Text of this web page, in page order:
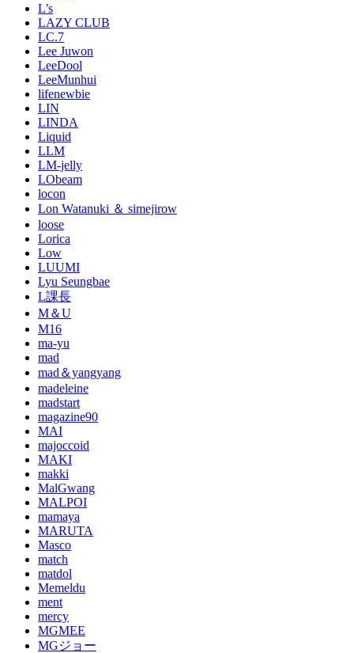
L’s
LAZY CLUB
LC.7
Lee Juwon
LeeDool
LeeMunhui
lifenewbie
LIN
LINDA
Liquid
LLM
LM-jelly
LObeam
locon
Lon Watanuki ＆ simejirow
loose
Lorica
Low
LUUMI
Lyu Seungbae
L課長
M＆U
M16
ma-yu
mad
mad＆yangyang
madeleine
madstart
magazine90
MAI
majoccoid
MAKI
makki
MalGwang
MALPOI
mamaya
MARUTA
Masco
match
matdol
Memeldu
ment
mercy
MGMEE
MGジョー